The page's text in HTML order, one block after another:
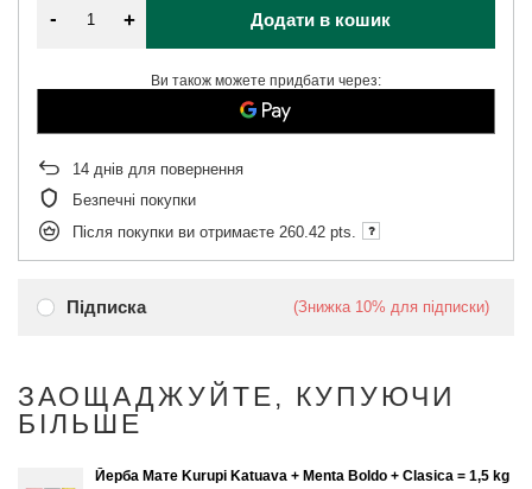
Підписка (Знижка 10% для підписки)
- + Додати в кошик
Ви також можете придбати через:
14 днів для повернення
Безпечні покупки
Після покупки ви отримаєте 260.42 pts.
ЗАОЩАДЖУЙТЕ, КУПУЮЧИ
БІЛЬШЕ
Йерба Мате Kurupi Katuava + Menta Boldo + Clasica = 1,5 kg